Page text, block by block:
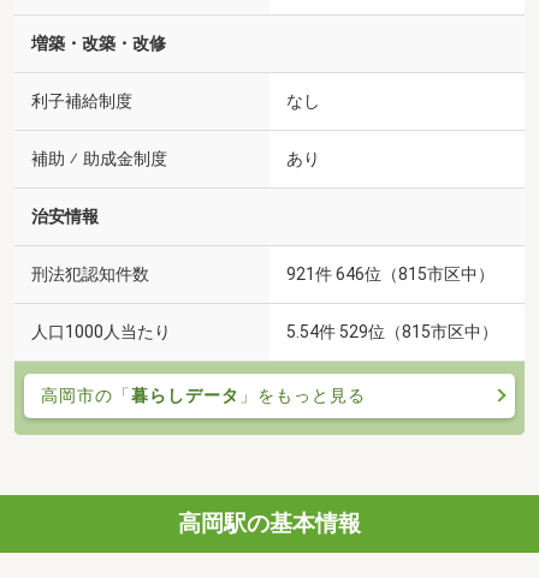
増築・改築・改修
利子補給制度 なし
補助 ⁄ 助成金制度 あり
治安情報
刑法犯認知件数 921件 646位（815市区中）
人口1000人当たり 5.54件 529位（815市区中）
高岡市の「暮らしデータ 」をもっと見る
高岡駅の基本情報